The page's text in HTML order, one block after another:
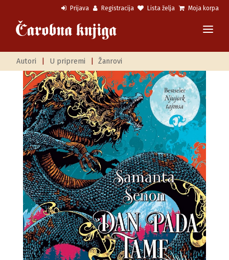
Prijava Registracija Lista želja Moja korpa
Autori U pripremi Žanrovi